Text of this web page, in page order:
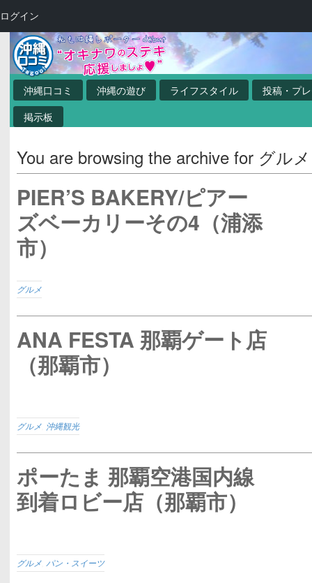
沖縄口コミ 沖縄の遊び ライフスタイル
投稿・プ
掲示板
You are browsing the archive for グル
PIER’S BAKERY/ピアー
ズベーカリーその4（浦添
市）
グルメ
ANA FESTA 那覇ゲート店
（那覇市）
グルメ 沖縄観光
ポーたま 那覇空港国内線
到着ロビー店（那覇市）
グルメ パン・スイーツ
ログイン